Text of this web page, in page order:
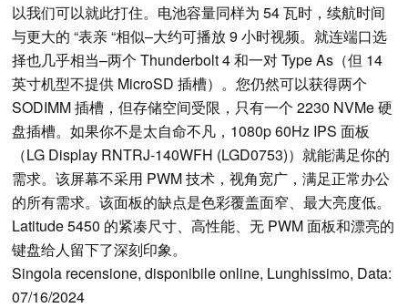
以我们可以就此打住。电池容量同样为 54 瓦时，续航时间
与更大的 “表亲 “相似–大约可播放 9 小时视频。就连端口选
择也几乎相当–两个 Thunderbolt 4 和一对 Type As（但 14
英寸机型不提供 MicroSD 插槽）。您仍然可以获得两个
SODIMM 插槽，但存储空间受限，只有一个 2230 NVMe 硬
盘插槽。如果你不是太自命不凡，1080p 60Hz IPS 面板
（LG Display RNTRJ-140WFH (LGD0753)）就能满足你的
需求。该屏幕不采用 PWM 技术，视角宽广，满足正常办公
的所有需求。该面板的缺点是色彩覆盖面窄、最大亮度低。
Latitude 5450 的紧凑尺寸、高性能、无 PWM 面板和漂亮的
键盘给人留下了深刻印象。
Singola recensione, disponibile online, Lunghissimo, Data:
07/16/2024